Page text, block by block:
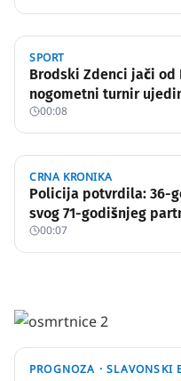
SPORT
Brodski Zdenci jači
nogometni turnir
00:08
CRNA KRONIKA
Policija potvrdila: 36-
svog 71-godišnjeg
00:07
PROGNOZA ·SLAVONSKI